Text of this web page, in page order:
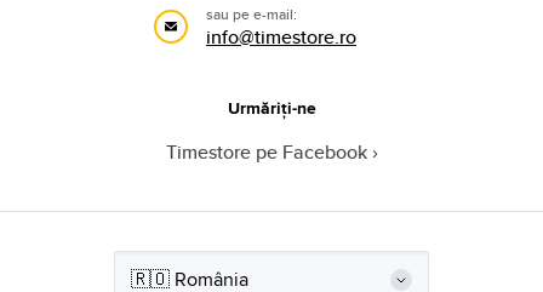
sau pe e-mail:
info@timestore.ro
Urmăriți-ne
Timestore pe Facebook